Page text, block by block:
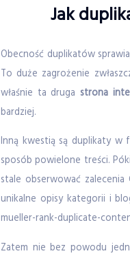
Jak
Obecność duplikatów
To duże zagrożenie
właśnie ta druga strona
bardziej.
Inną kwestią są duplikaty
sposób powielone treści.
stale obserwować
unikalne opisy kategorii i
mueller-rank-duplicate-
Zatem nie bez powodu